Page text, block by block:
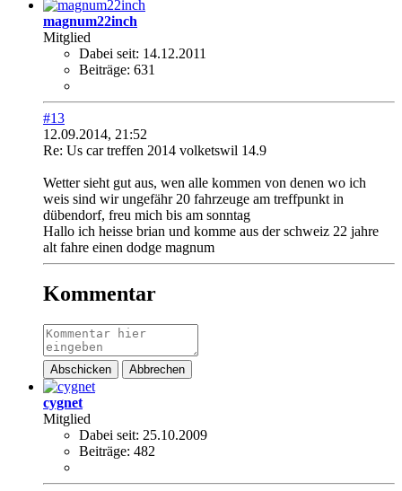
magnum22inch
Mitglied
Dabei seit: 14.12.2011
Beiträge: 631
#13
12.09.2014, 21:52
Re: Us car treffen 2014 volketswil 14.9
Wetter sieht gut aus, wen alle kommen von denen wo ich
weis sind wir ungefähr 20 fahrzeuge am treffpunkt in
dübendorf, freu mich bis am sonntag
Hallo ich heisse brian und komme aus der schweiz 22 jahre
alt fahre einen dodge magnum
Kommentar
Abschicken Abbrechen
cygnet
Mitglied
Dabei seit: 25.10.2009
Beiträge: 482